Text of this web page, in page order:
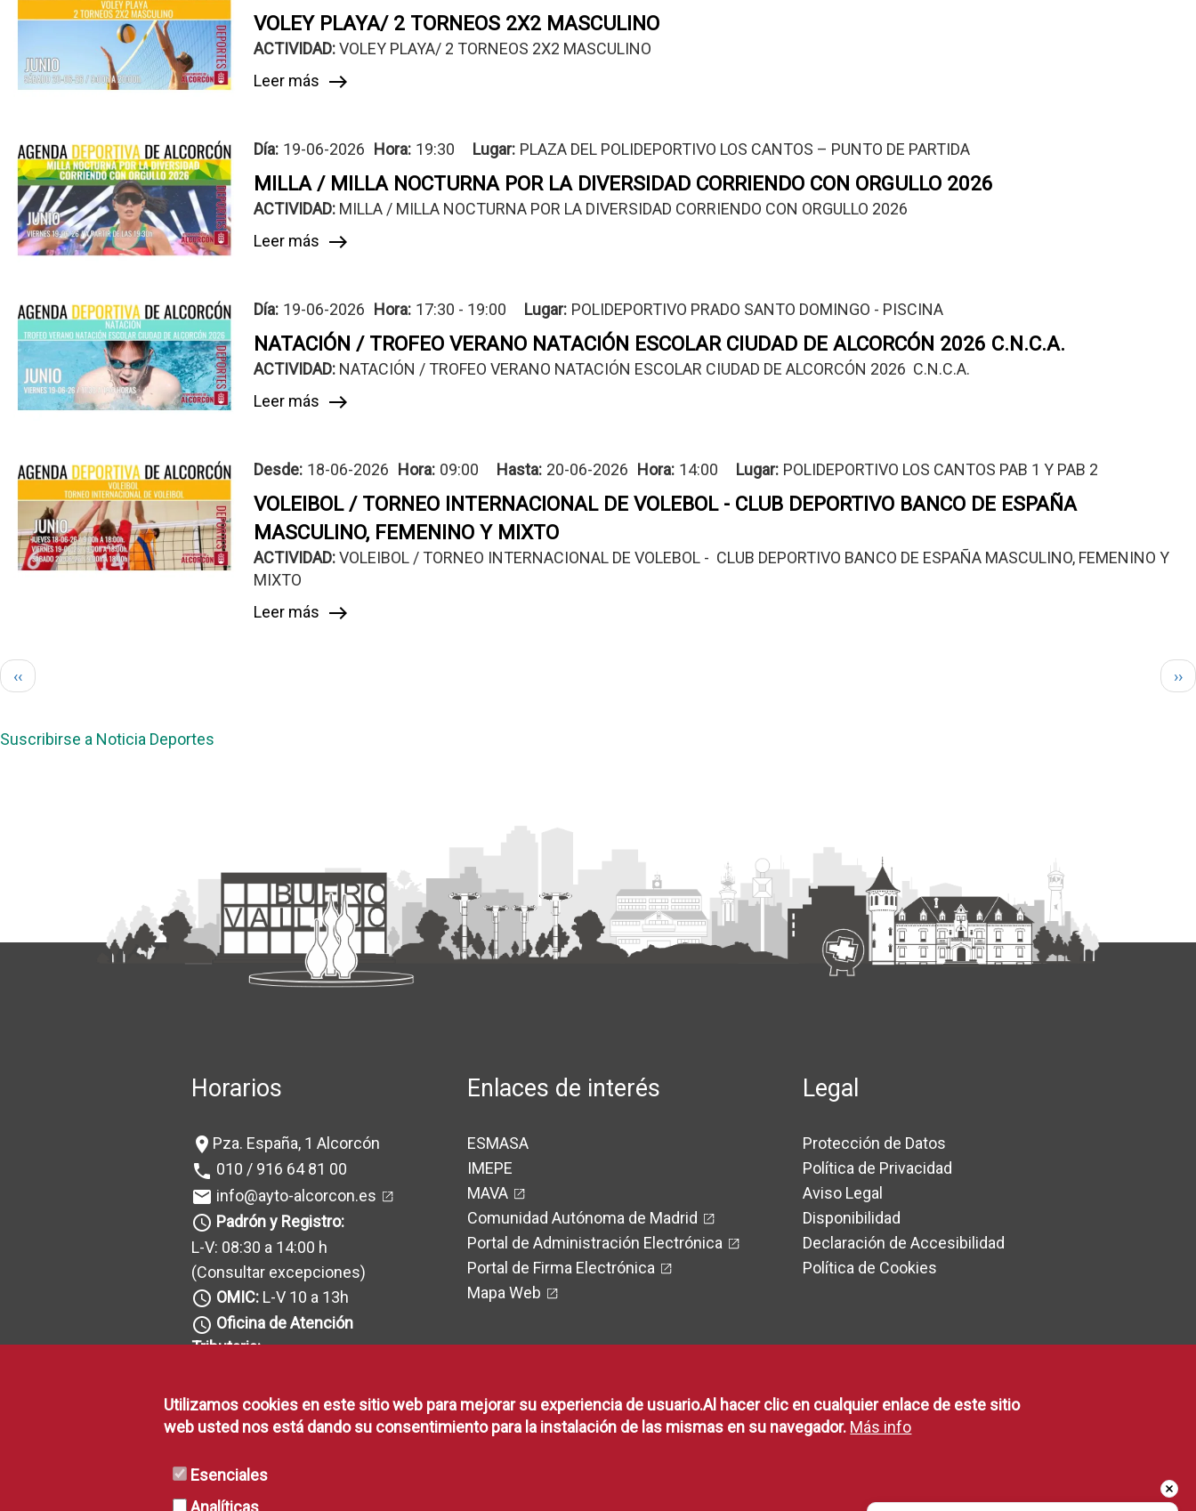
VOLEY PLAYA/ 2 TORNEOS 2X2 MASCULINO
ACTIVIDAD: VOLEY PLAYA/ 2 TORNEOS 2X2 MASCULINO
Leer más east
Día: 19-06-2026 Hora: 19:30 Lugar PLAZA DEL POLIDEPORTIVO LOS CANTOS – PUNTO DE PARTIDA
MILLA / MILLA NOCTURNA POR LA DIVERSIDAD CORRIENDO CON ORGULLO 2026
ACTIVIDAD: MILLA / MILLA NOCTURNA POR LA DIVERSIDAD CORRIENDO CON ORGULLO 2026
Leer más east
Día: 19-06-2026 Hora: 17:30 - 19:00 Lugar POLIDEPORTIVO PRADO SANTO DOMINGO - PISCINA
NATACIÓN / TROFEO VERANO NATACIÓN ESCOLAR CIUDAD DE ALCORCÓN 2026 C.N.C.A.
ACTIVIDAD: NATACIÓN / TROFEO VERANO NATACIÓN ESCOLAR CIUDAD DE ALCORCÓN 2026  C.N.C.A.
Leer más east
Desde: 18-06-2026 Hora: 09:00 Hasta: 20-06-2026 Hora: 14:00 Lugar POLIDEPORTIVO LOS CANTOS PAB 1 Y PAB 2
VOLEIBOL / TORNEO INTERNACIONAL DE VOLEBOL - CLUB DEPORTIVO BANCO DE ESPAÑA
MASCULINO, FEMENINO Y MIXTO
ACTIVIDAD: VOLEIBOL / TORNEO INTERNACIONAL DE VOLEBOL -  CLUB DEPORTIVO BANCO DE ESPAÑA MASCULINO, FEMENINO Y
MIXTO
Leer más east
Paginación
Página
anterior
‹‹ ››
Suscribirse a Noticia Deportes
Horarios
location_on Pza. España, 1 Alcorcón
phone 010 / 916 64 81 00
mail info@ayto-alcorcon.es
query_builder Padrón y Registro:
L-V: 08:30 a 14:00 h
(Consultar excepciones)
query_builder OMIC: L-V 10 a 13h
query_builder Oficina de Atención
Tributaria:
(Consultar excepciones )
query_builderRecaudación:
(Consultar excepciones
Enlaces de interés
ESMASA
IMEPE
MAVA
Comunidad Autónoma de Madrid
Portal de Administración Electrónica
Portal de Firma Electrónica
Mapa Web
Legal
Protección de Datos
Política de Privacidad
Aviso Legal
Disponibilidad
Declaración de Accesibilidad
Política de Cookies
RSS
Utilizamos cookies en este sitio web para mejorar su experiencia de usuario.Al hacer clic en cualquier enlace de este sitio
web usted nos está dando su consentimiento para la instalación de las mismas en su navegador. Más info
Esenciales
Analíticas